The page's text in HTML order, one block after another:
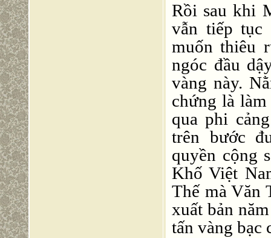
Rồi sau khi
vẫn tiếp tục
muốn thiêu
ngóc đầu
vàng này.
chứng là
qua phi
trên bước
quyền cộng
Khố Việt
Thế mà Văn
xuất bản
tấn vàng bạc